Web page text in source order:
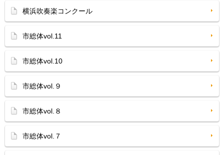
横浜吹奏楽コンクール
市総体vol.11
市総体vol.10
市総体vol.９
市総体vol.８
市総体vol.７